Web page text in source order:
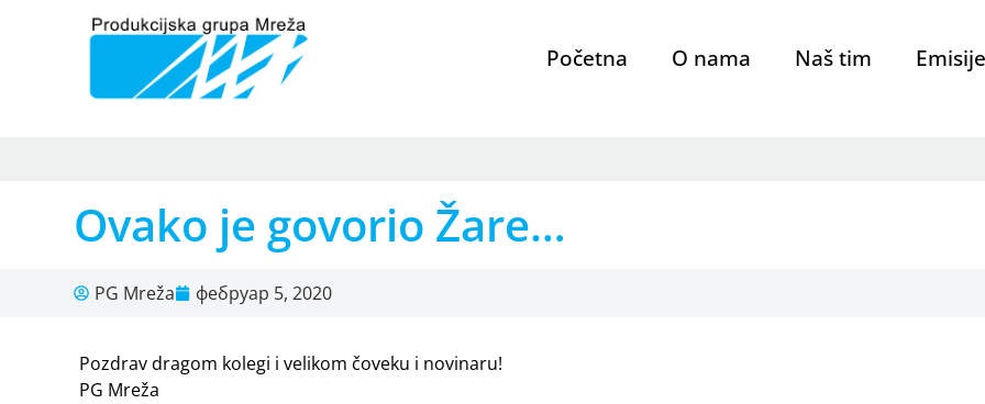
Početna O nama Naš tim Emisije
Ovako je govorio Žare…
PG Mreža фебруар 5, 2020
Pozdrav dragom kolegi i velikom čoveku i novinaru!
PG Mreža